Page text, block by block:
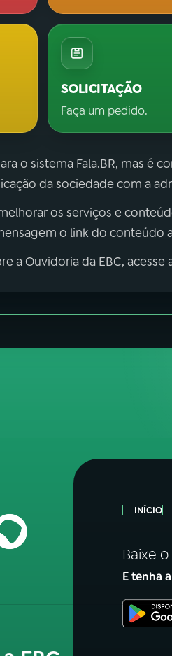
SOLICITAÇÃO
Faça um pedido.
o sistema Fala.BR, mas é
da sociedade com a
os serviços e
o link do conteúdo
a Ouvidoria da EBC,
INÍCIO
Baixe
E tenha